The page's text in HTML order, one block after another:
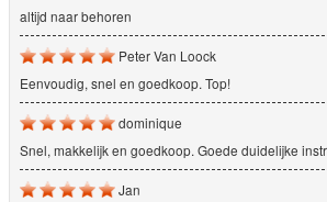
altijd naar behoren
Peter Van Loock
Eenvoudig, snel en goedkoop. Top!
dominique
Snel, makkelijk en goedkoop. Goede duidelijke
Jan